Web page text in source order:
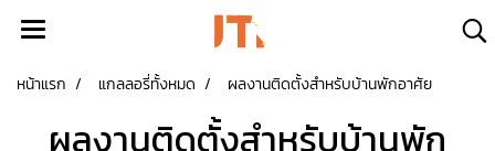
หน้าแรก แกลลอรี่ทั้งหมด ผลงานติดตั้งสำหรับบ้านพักอาศัย
ผลงานติดตั้งสำหรับบ้านพัก